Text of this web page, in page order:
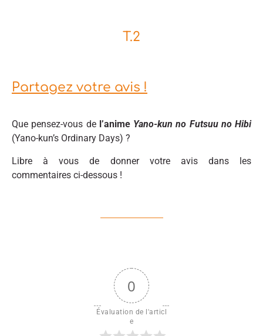
T.2
Partagez votre avis !
Que pensez-vous del’anime Yano-kun no Futsuu no Hibi
(Yano-kun’s Ordinary Days) ?
Libre à vous de donner votre avis dans les
commentaires ci-dessous !
0
Évaluation de l'articl
e